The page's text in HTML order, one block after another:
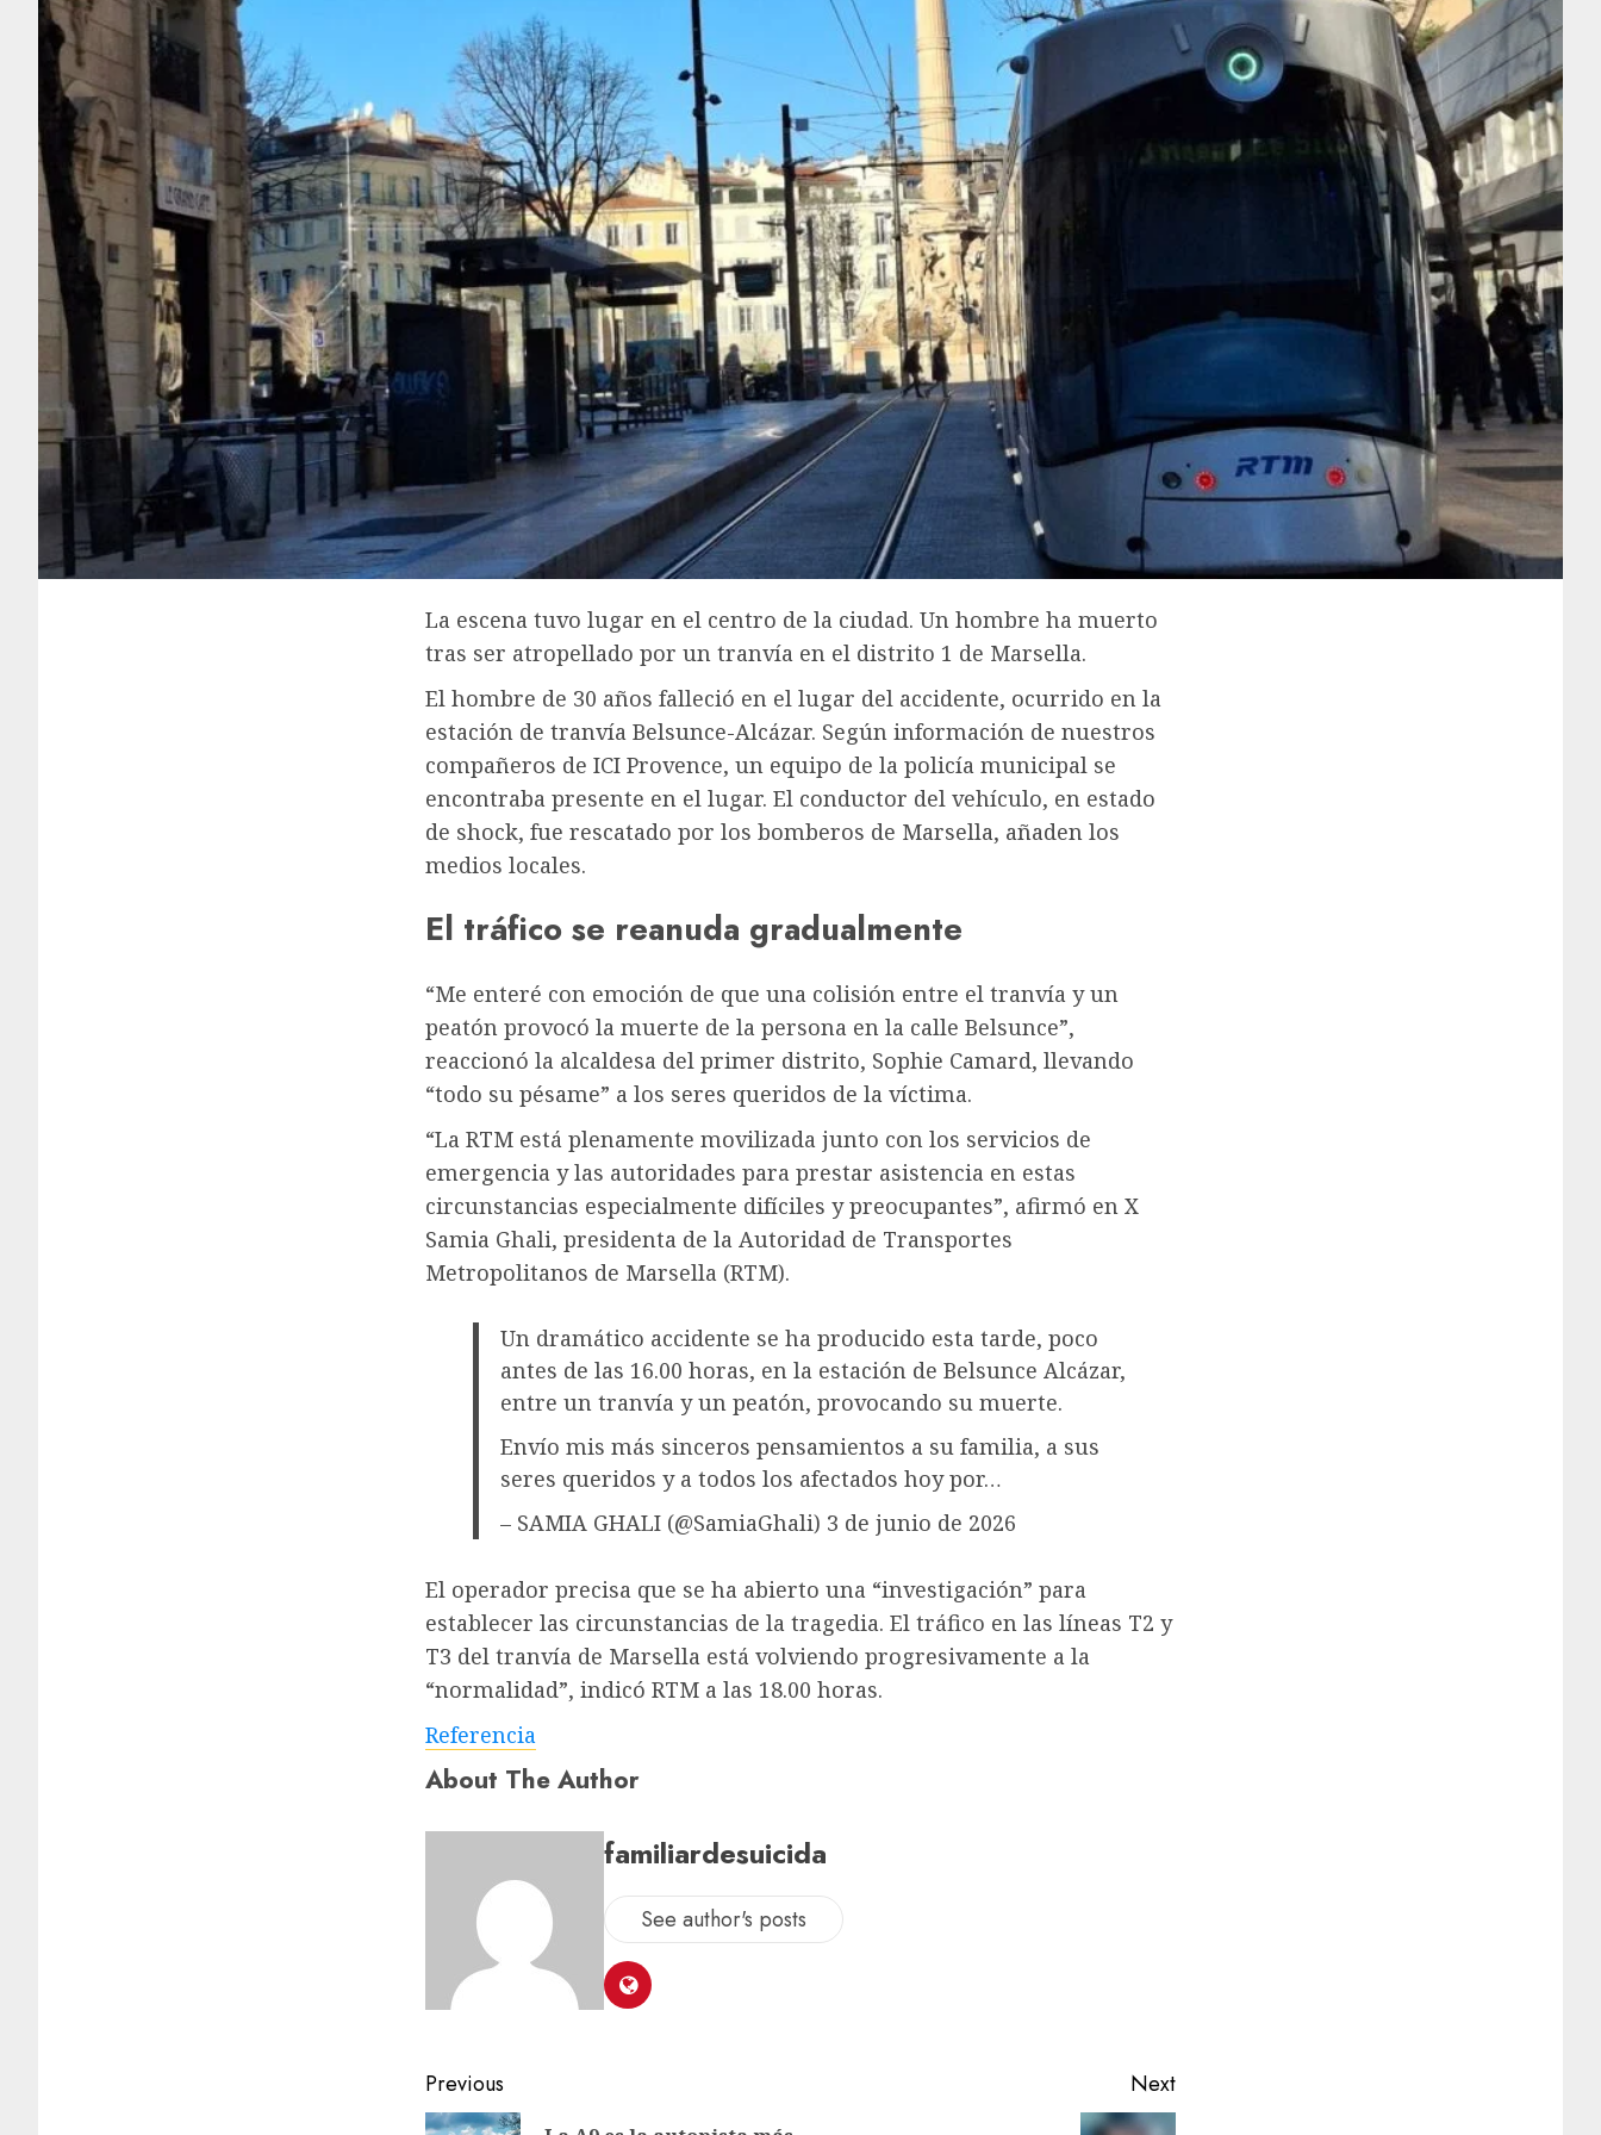
La escena tuvo lugar en el centro de la ciudad. Un hombre ha muerto
tras ser atropellado por un tranvía en el distrito 1 de Marsella.
El hombre de 30 años falleció en el lugar del accidente, ocurrido en la
estación de tranvía Belsunce-Alcázar. Según información de nuestros
compañeros de ICI Provence, un equipo de la policía municipal se
encontraba presente en el lugar. El conductor del vehículo, en estado
de shock, fue rescatado por los bomberos de Marsella, añaden los
medios locales.
El tráfico se reanuda gradualmente
“Me enteré con emoción de que una colisión entre el tranvía y un
peatón provocó la muerte de la persona en la calle Belsunce”,
reaccionó la alcaldesa del primer distrito, Sophie Camard, llevando
“todo su pésame” a los seres queridos de la víctima.
“La RTM está plenamente movilizada junto con los servicios de
emergencia y las autoridades para prestar asistencia en estas
circunstancias especialmente difíciles y preocupantes”, afirmó en X
Samia Ghali, presidenta de la Autoridad de Transportes
Metropolitanos de Marsella (RTM).
Un dramático accidente se ha producido esta tarde, poco
antes de las 16.00 horas, en la estación de Belsunce Alcázar,
entre un tranvía y un peatón, provocando su muerte.
Envío mis más sinceros pensamientos a su familia, a sus
seres queridos y a todos los afectados hoy por…
– SAMIA GHALI (@SamiaGhali) 3 de junio de 2026
El operador precisa que se ha abierto una “investigación” para
establecer las circunstancias de la tragedia. El tráfico en las líneas T2 y
T3 del tranvía de Marsella está volviendo progresivamente a la
“normalidad”, indicó RTM a las 18.00 horas.
Referencia
About The Author
familiardesuicida
See author's posts
Previous Next